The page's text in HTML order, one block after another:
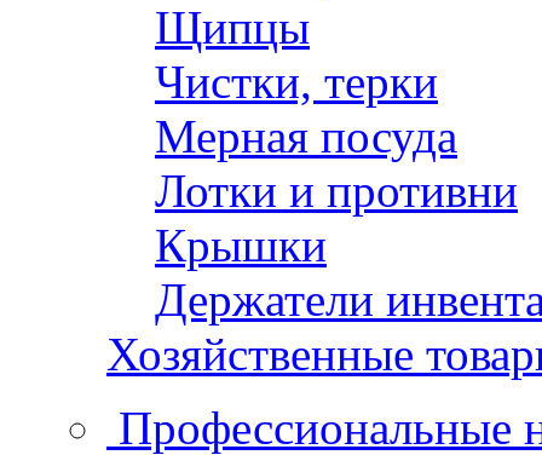
Щипцы
Чистки, терки
Мерная посуда
Лотки и противни
Крышки
Держатели
Хозяйственные
Профессиональные